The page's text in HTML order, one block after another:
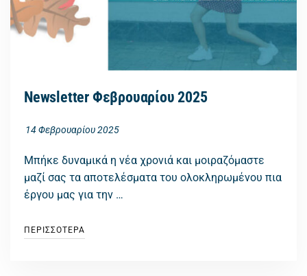
Newsletter Φεβρουαρίου 2025
14 Φεβρουαρίου 2025
Μπήκε δυναμικά η νέα χρονιά και μοιραζόμαστε
μαζί σας τα αποτελέσματα του ολοκληρωμένου πια
έργου μας για την …
ΠΕΡΙΣΣΟΤΕΡΑ